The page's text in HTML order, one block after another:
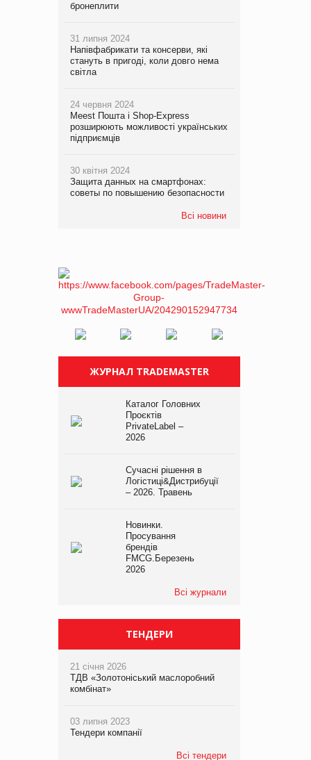
бронеплити
31 липня 2024
Напівфабрикати та консерви, які
стануть в пригоді, коли довго нема
світла
24 червня 2024
Meest Пошта і Shop-Express
розширюють можливості українських
підприємців
30 квітня 2024
Защита данных на смартфонах:
советы по повышению безопасности
Всі новини
ЖУРНАЛ TRADEMASTER
Каталог Головних
Проєктів
PrivateLabel –
2026
Сучасні рішення в
Логістиці&Дистрибуції
– 2026. Травень
Новинки.
Просування
брендів
FMCG.Березень
2026
Всі журнали
ТЕНДЕРИ
21 січня 2026
ТДВ «Золотоніський маслоробний
комбінат»
03 липня 2023
Тендери компанії
Всі тендери